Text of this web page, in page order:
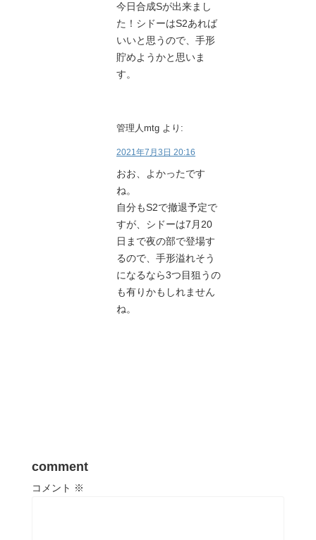
今日合成Sが出来まし
た！シドーはS2あれば
いいと思うので、手形
貯めようかと思いま
す。
管理人mtg より:
2021年7月3日 20:16
おお、よかったです
ね。
自分もS2で撤退予定で
すが、シドーは7月20
日まで夜の部で登場す
るので、手形溢れそう
になるなら3つ目狙うの
も有りかもしれません
ね。
comment
コメント ※